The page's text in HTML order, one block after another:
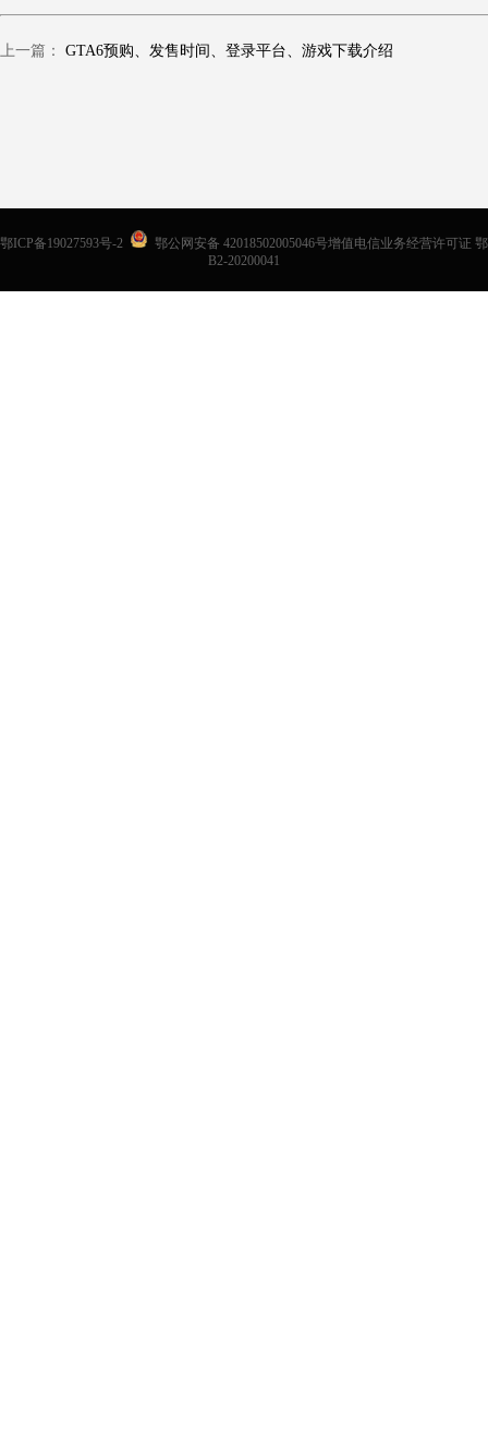
上一篇： GTA6预购、发售时间、登录平台、游戏下载介绍
鄂ICP备19027593号-2
鄂公网安备 42018502005046号增值电信业务经营许可证 鄂
B2-20200041